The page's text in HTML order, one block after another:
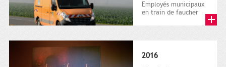
Employés municipaux
en train de faucher
2016